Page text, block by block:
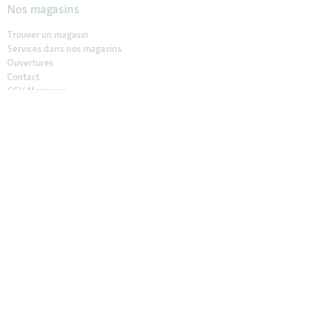
Nos magasins
Trouver un magasin
Services dans nos magasins
Ouvertures
Contact
CGV Magasins